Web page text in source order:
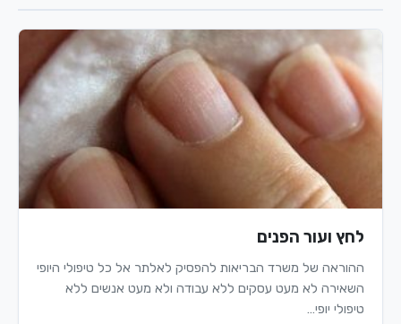
לחץ ועור הפנים
ההוראה של משרד הבריאות להפסיק לאלתר אל כל טיפולי היופי
השאירה לא מעט עסקים ללא עבודה ולא מעט אנשים ללא
טיפולי יופי…